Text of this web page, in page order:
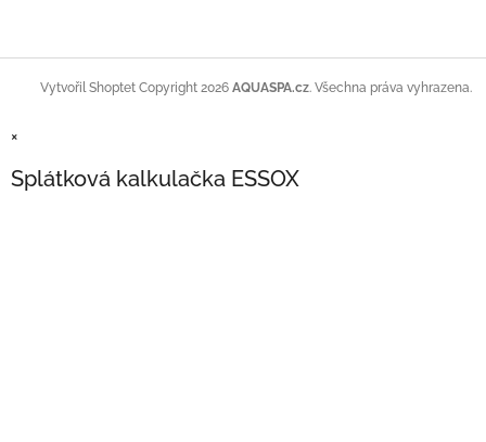
Vytvořil Shoptet Copyright 2026 AQUASPA.cz. Všechna práva vyhrazena.
×
Splátková kalkulačka ESSOX